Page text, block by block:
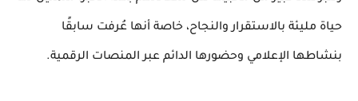
حياة مليئة بالاستقرار والنجاح، خاصة أنها عُرفت سابقًا
بنشاطها الإعلامي وحضورها الدائم عبر المنصات الرقمية.